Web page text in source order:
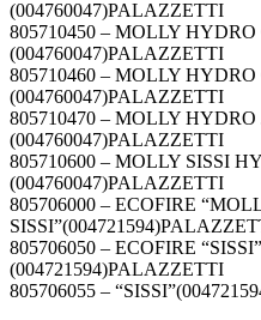
(004760047)PALAZZETTI
805710450 – MOLLY
(004760047)PALAZZETTI
805710460 – MOLLY
(004760047)PALAZZETTI
805710470 – MOLLY
(004760047)PALAZZETTI
805710600 – MOLLY SISSI
(004760047)PALAZZETTI
805706000 – ECOFIRE
805706050 – ECOFIRE
(004721594)PALAZZETTI
805706055 –